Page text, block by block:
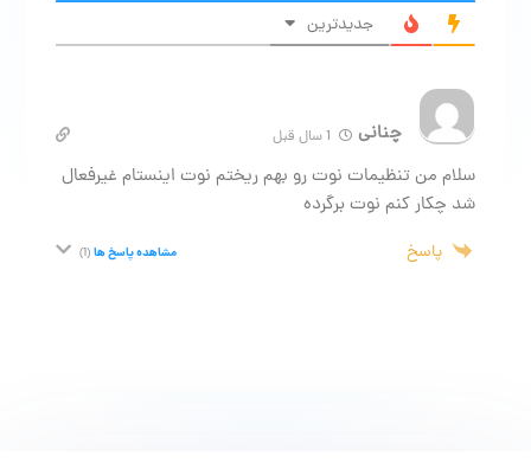
جدیدترین
چنانی
سلام من تنظیمات نوت رو بهم ریختم نوت اینستام غیرفعال
شد چکار کنم نوت برگرده
پاسخ مشاهده پاسخ ها(1)